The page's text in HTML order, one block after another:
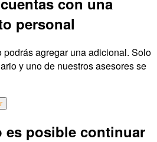
personal
agregar una adicional. Solo
y uno de nuestros asesores se
es posible continuar